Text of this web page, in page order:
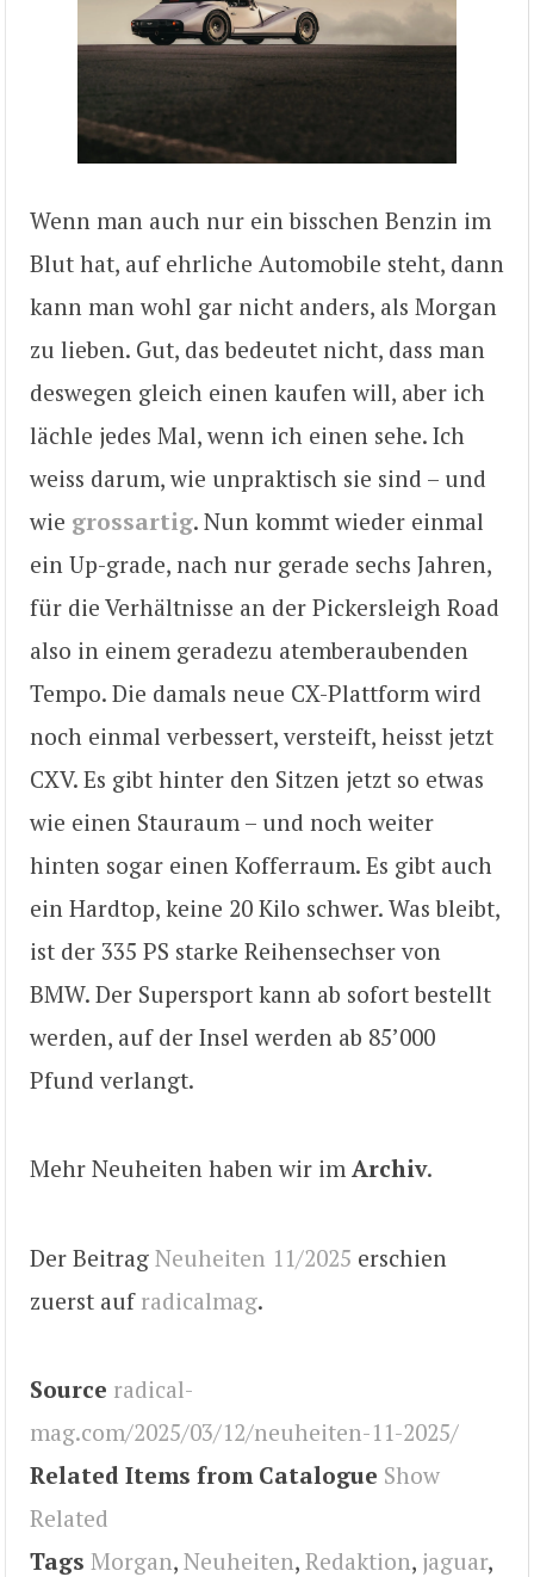
Wenn man auch nur ein bisschen Benzin im
Blut hat, auf ehrliche Automobile steht, dann
kann man wohl gar nicht anders, als Morgan
zu lieben. Gut, das bedeutet nicht, dass man
deswegen gleich einen kaufen will, aber ich
lächle jedes Mal, wenn ich einen sehe. Ich
weiss darum, wie unpraktisch sie sind – und
wie grossartig. Nun kommt wieder einmal
ein Up-grade, nach nur gerade sechs Jahren,
für die Verhältnisse an der Pickersleigh Road
also in einem geradezu atemberaubenden
Tempo. Die damals neue CX-Plattform wird
noch einmal verbessert, versteift, heisst jetzt
CXV. Es gibt hinter den Sitzen jetzt so etwas
wie einen Stauraum – und noch weiter
hinten sogar einen Kofferraum. Es gibt auch
ein Hardtop, keine 20 Kilo schwer. Was bleibt,
ist der 335 PS starke Reihensechser von
BMW. Der Supersport kann ab sofort bestellt
werden, auf der Insel werden ab 85’000
Pfund verlangt.
Mehr Neuheiten haben wir im Archiv.
Der Beitrag Neuheiten 11/2025 erschien
zuerst auf radicalmag.
Source radical-
mag.com/2025/03/12/neuheiten-11-2025/
Related Items from Catalogue Show
Related
Tags Morgan, Neuheiten, Redaktion, jaguar,